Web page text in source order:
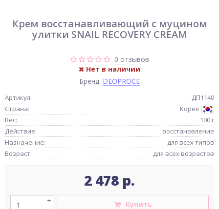
Крем восстанавливающий с муцином
улитки SNAIL RECOVERY CREAM
0 отзывов
Нет в наличии
Бренд: DEOPROCE
Артикул:
ДП1140
Страна:
Корея
Вес:
100 г
Действие:
восстановление
Назначение:
для всех типов
Возраст:
для всех возрастов
2 478 р.
+
Купить